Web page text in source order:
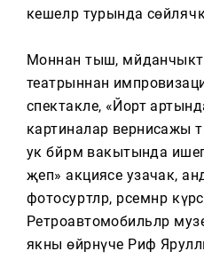
кешеләр турында
Моннан тыш,
театрыннан
спектакле, «Йорт
картиналар вернисажы
ук бәйрәм вакытында
җеп» акциясе узачак,
фотосурәтләр, рәсемнәр
Ретроавтомобильләр
якны өйрәнүче Риф